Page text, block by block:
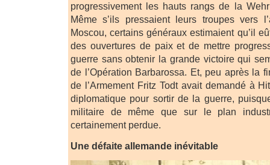
progressivement les hauts rangs de la
Même s’ils pressaient leurs troupes vers
Moscou, certains généraux estimaient qu’il
des ouvertures de paix et de mettre
guerre sans obtenir la grande victoire qui
de l’Opération Barbarossa. Et, peu après la
de l’Armement Fritz Todt avait demandé à
diplomatique pour sortir de la guerre,
militaire de même que sur le plan
certainement perdue.
Une défaite allemande inévitable